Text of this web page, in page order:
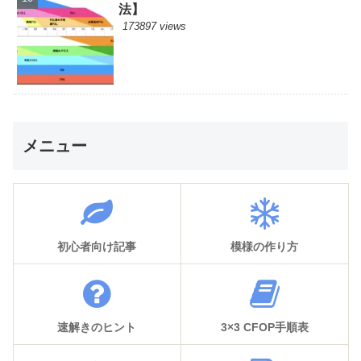
法】
173897 views
メニュー
初心者向け記事 模様の作り方
速解きのヒント 3×3 CFOP手順表